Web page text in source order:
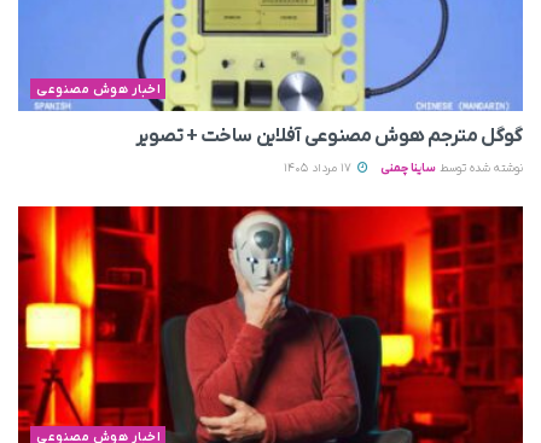
اخبار هوش مصنوعی
گوگل مترجم هوش مصنوعی آفلاین ساخت + تصویر
نوشته شده توسط ساینا چمنی
اخبار هوش مصنوعی